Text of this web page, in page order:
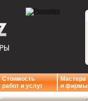
Стоимость
работ и услуг
Мастера
и фирмы